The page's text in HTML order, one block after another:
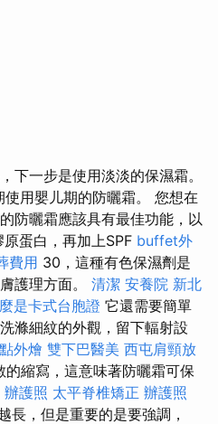
下一步是使用淡淡的保濕霜。
用嬰儿期的防曬霜。 您想在
防曬霜應該具有最佳功能，以
蛋白，再加上SPF buffet外
費用 30，這種有色保濕劑是
護理方面。 清潔 安養院 新北
是卡式台胞證 它還需要簡單
滌細紋的外觀，留下輻射設
外燴 雙下巴醫美 西屯肩頸放
的縮寫，這意味著防曬霜可保
辦護照 太平脊椎矯正 辦護照
長，但是重要的是要強調，